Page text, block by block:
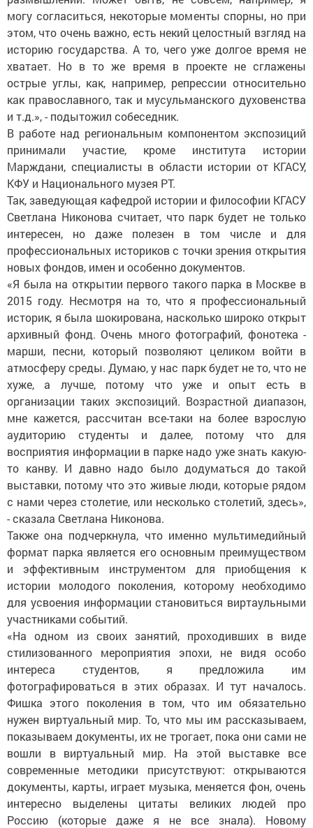
могу согласиться, некоторые моменты спорны, но при
этом, что очень важно, есть некий целостный взгляд на
историю государства. А то, чего уже долгое время не
хватает. Но в то же время в проекте не сглажены
острые углы, как, например, репрессии относительно
как православного, так и мусульманского духовенства
и т.д.», - подытожил собеседник.
В работе над региональным компонентом экспозиций
принимали участие, кроме института истории
Марждани, специалисты в области истории от КГАСУ,
КФУ и Национального музея РТ.
Так, заведующая кафедрой истории и философии КГАСУ
Светлана Никонова считает, что парк будет не только
интересен, но даже полезен в том числе и для
профессиональных историков с точки зрения открытия
новых фондов, имен и особенно документов.
«Я была на открытии первого такого парка в Москве в
2015 году. Несмотря на то, что я профессиональный
историк, я была шокирована, насколько широко открыт
архивный фонд. Очень много фотографий, фонотека -
марши, песни, который позволяют целиком войти в
атмосферу среды. Думаю, у нас парк будет не то, что не
хуже, а лучше, потому что уже и опыт есть в
организации таких экспозиций. Возрастной диапазон,
мне кажется, рассчитан все-таки на более взрослую
аудиторию студенты и далее, потому что для
восприятия информации в парке надо уже знать какую-
то канву. И давно надо было додуматься до такой
выставки, потому что это живые люди, которые рядом
с нами через столетие, или несколько столетий, здесь»,
- сказала Светлана Никонова.
Также она подчеркнула, что именно мультимедийный
формат парка является его основным преимуществом
и эффективным инструментом для приобщения к
истории молодого поколения, которому необходимо
для усвоения информации становиться виртаульными
участниками событий.
«На одном из своих занятий, проходивших в виде
стилизованного мероприятия эпохи, не видя особо
интереса студентов, я предложила им
фотографироваться в этих образах. И тут началось.
Фишка этого поколения в том, что им обязательно
нужен виртуальный мир. То, что мы им рассказываем,
показываем документы, их не трогает, пока они сами не
вошли в виртуальный мир. На этой выставке все
современные методики присутствуют: открываются
документы, карты, играет музыка, меняется фон, очень
интересно выделены цитаты великих людей про
Россию (которые даже я не все знала). Новому